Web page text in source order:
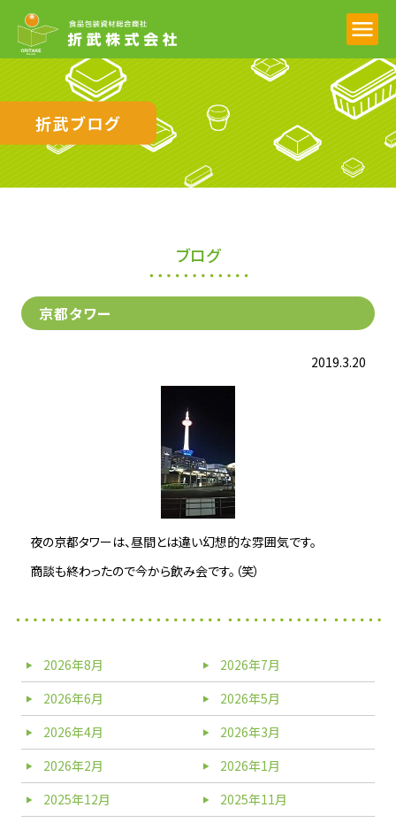
折武ブログ
ブログ
京都タワー
2019.3.20
夜の京都タワーは、昼間とは違い幻想的な雰囲気です。
商談も終わったので今から飲み会です。（笑）
2026年8月
2026年7月
2026年6月
2026年5月
2026年4月
2026年3月
2026年2月
2026年1月
2025年12月
2025年11月